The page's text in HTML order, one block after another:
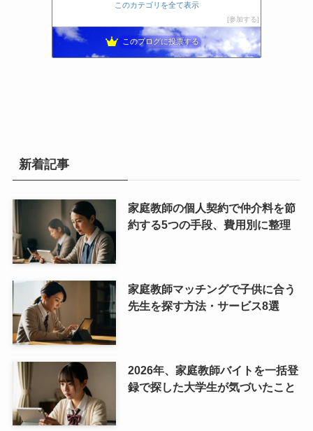
日本語先生このカテゴリを全て表示
参加する
このブログに投票する
新着記事
家庭教師の個人契約で仲介料を節
約する5つの手段、費用別に整理
家庭教師マッチングで子供に合う
先生を探す方法・サービス8選
2026年、家庭教師バイトを一括登
録で探した大学生が気づいたこと